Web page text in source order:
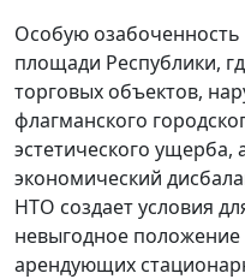
Особую озабоченность
площади Республики,
торговых объектов,
флагманского
эстетического ущерба,
экономический
НТО создает условия
невыгодное
арендующих